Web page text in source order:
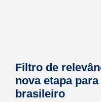
Filtro de
nova etapa
brasileiro